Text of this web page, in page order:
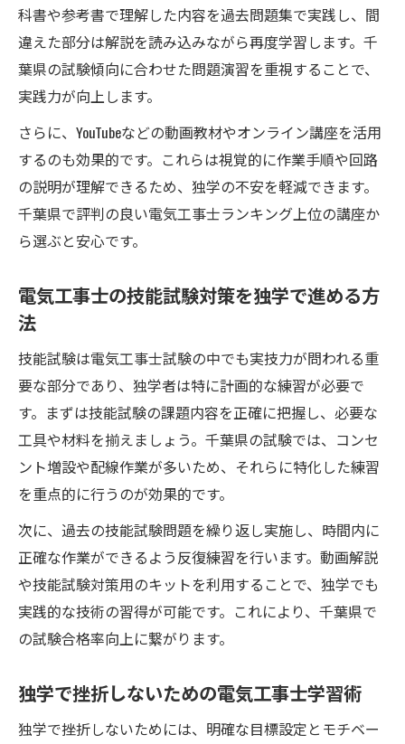
科書や参考書で理解した内容を過去問題集で実践し、間
違えた部分は解説を読み込みながら再度学習します。千
葉県の試験傾向に合わせた問題演習を重視することで、
実践力が向上します。
さらに、YouTubeなどの動画教材やオンライン講座を活用
するのも効果的です。これらは視覚的に作業手順や回路
の説明が理解できるため、独学の不安を軽減できます。
千葉県で評判の良い電気工事士ランキング上位の講座か
ら選ぶと安心です。
電気工事士の技能試験対策を独学で進める方
法
技能試験は電気工事士試験の中でも実技力が問われる重
要な部分であり、独学者は特に計画的な練習が必要で
す。まずは技能試験の課題内容を正確に把握し、必要な
工具や材料を揃えましょう。千葉県の試験では、コンセ
ント増設や配線作業が多いため、それらに特化した練習
を重点的に行うのが効果的です。
次に、過去の技能試験問題を繰り返し実施し、時間内に
正確な作業ができるよう反復練習を行います。動画解説
や技能試験対策用のキットを利用することで、独学でも
実践的な技術の習得が可能です。これにより、千葉県で
の試験合格率向上に繋がります。
独学で挫折しないための電気工事士学習術
独学で挫折しないためには、明確な目標設定とモチベー